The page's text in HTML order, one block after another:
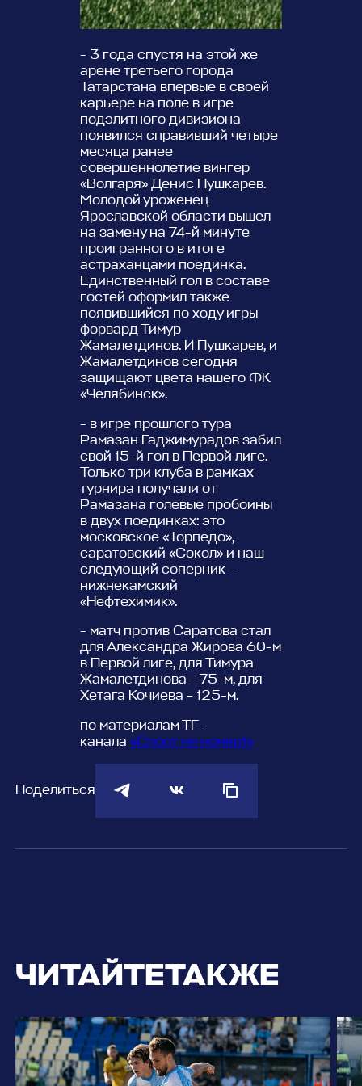
- 3 года спустя на этой же
арене третьего города
Татарстана впервые в своей
карьере на поле в игре
подэлитного дивизиона
появился справивший четыре
месяца ранее
совершеннолетие вингер
«Волгаря» Денис Пушкарев.
Молодой уроженец
Ярославской области вышел
на замену на 74-й минуте
проигранного в итоге
астраханцами поединка.
Единственный гол в составе
гостей оформил также
появившийся по ходу игры
форвард Тимур
Жамалетдинов. И Пушкарев, и
Жамалетдинов сегодня
защищают цвета нашего ФК
«Челябинск».
- в игре прошлого тура
Рамазан Гаджимурадов забил
свой 15-й гол в Первой лиге.
Только три клуба в рамках
турнира получали от
Рамазана голевые пробоины
в двух поединках: это
московское «Торпедо»,
саратовский «Сокол» и наш
следующий соперник –
нижнекамский
«Нефтехимик».
- матч против Саратова стал
для Александра Жирова 60-м
в Первой лиге, для Тимура
Жамалетдинова – 75-м, для
Хетага Кочиева – 125-м.
по материалам ТГ-
канала«Спорт не номер1»
Поделиться
ЧИТАЙТЕТАКЖЕ